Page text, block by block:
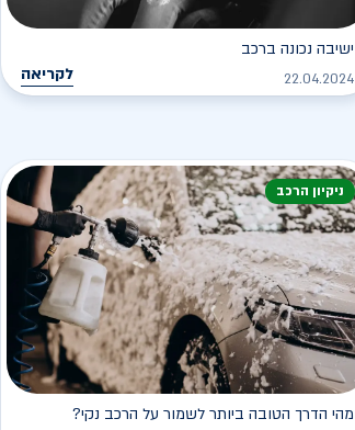
ישיבה נכונה ברכב
22.04.2024 לקריאה
ניקיון הרכב
מהי הדרך הטובה ביותר לשמור על הרכב נקי?